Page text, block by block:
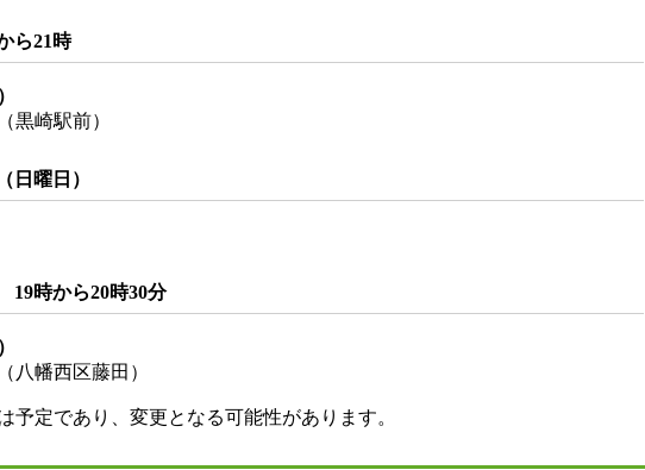
ら21時
黒崎駅前）
日曜日）
時から20時30分
八幡西区藤田）
予定であり、変更となる可能性があります。